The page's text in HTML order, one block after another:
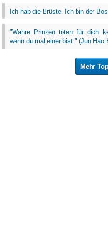
Ich hab die Brüste. Ich bin der
‎"Wahre Prinzen töten für dich
wenn du mal einer bist." (Jun Hao
Mehr